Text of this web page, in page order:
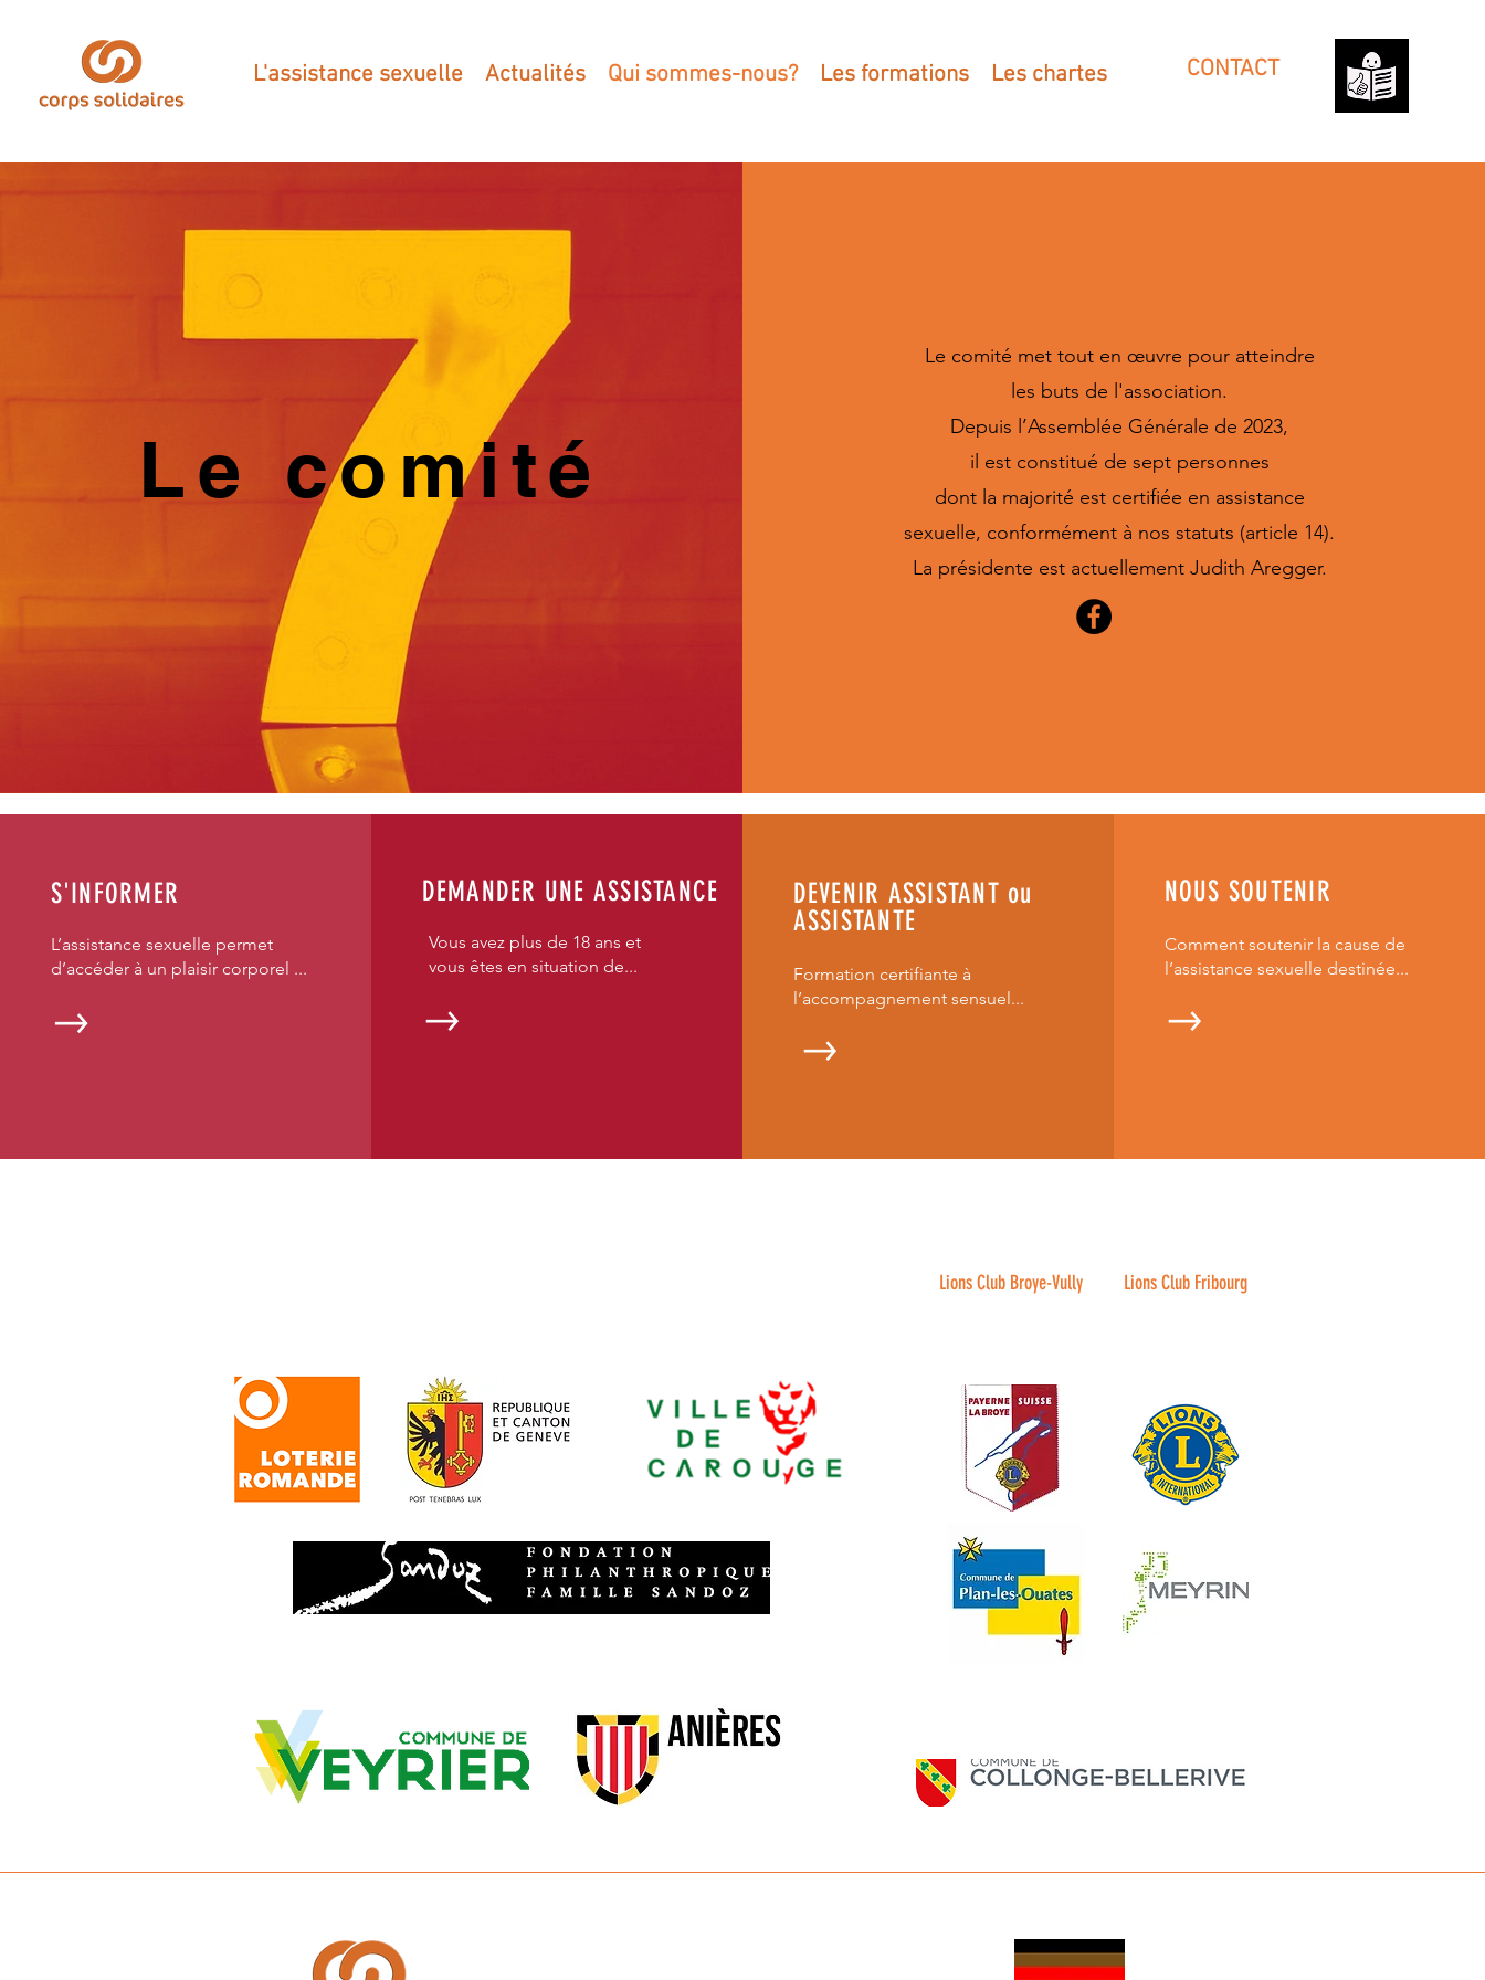
L'assistance sexuelle Actualités Qui sommes-nous? Les formations Les chartes CONTACT
Le comité
Le comité met tout en œuvre pour atteindre
les buts de l'association.
Depuis l’Assemblée Générale de 2023,
il est constitué de sept personnes
dont la majorité est certifiée en assistance
sexuelle, conformément à nos statuts (article 14).
La présidente est actuellement Judith Aregger.
S'INFORMER
L’assistance sexuelle permet
d’accéder à un plaisir corporel ...
DEMANDER UNE ASSISTANCE
Vous avez plus de 18 ans et
vous êtes en situation de...
DEVENIR ASSISTANT ou
ASSISTANTE
Formation certifiante à
l’accompagnement sensuel...
NOUS SOUTENIR
Comment soutenir la cause de
l’assistance sexuelle destinée...
Lions Club Broye-Vully Lions Club Fribourg